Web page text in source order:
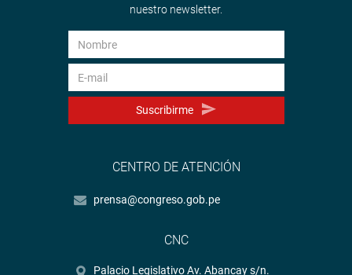
nuestro newsletter.
Suscribirme
CENTRO DE ATENCIÓN
prensa@congreso.gob.pe
CNC
Palacio Legislativo Av. Abancay s/n.